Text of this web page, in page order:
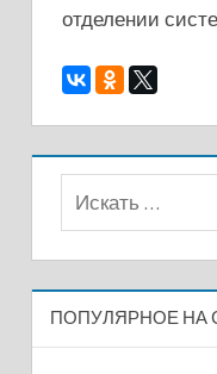
отделении
ПОПУЛЯРНОЕ НА